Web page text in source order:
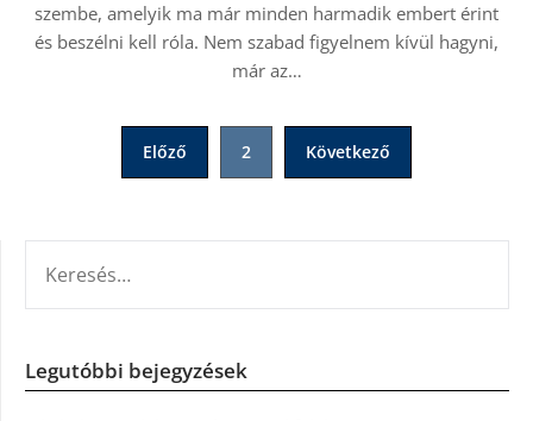
szembe, amelyik ma már minden harmadik embert érint
és beszélni kell róla. Nem szabad figyelnem kívül hagyni,
már az…
BejegyzésekElőző 2 Következő
Legutóbbi bejegyzések